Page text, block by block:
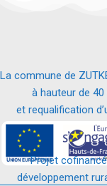
La commune de
à hauteur de
et requalification
Projet
développement